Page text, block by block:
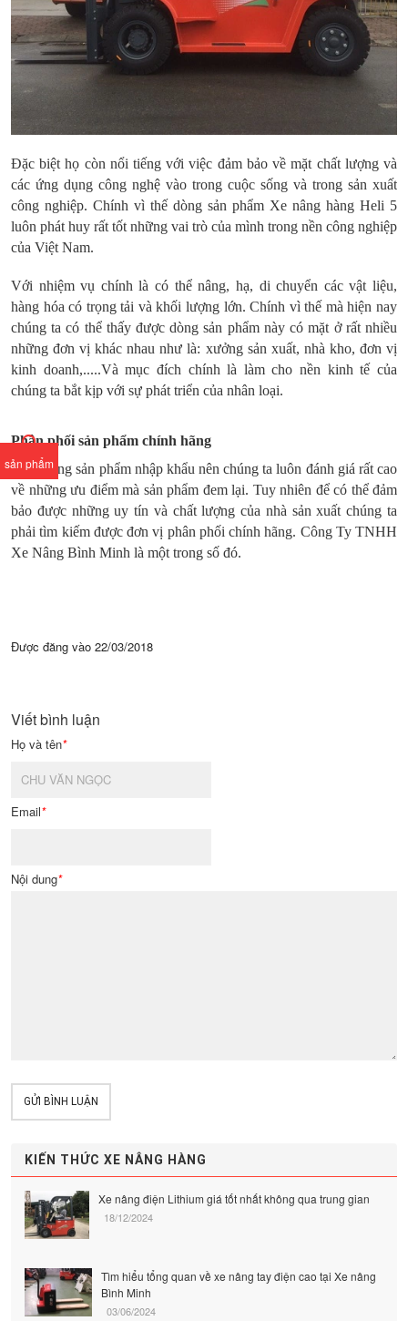
sản phẩm
Đặc biệt họ còn nổi tiếng với việc đảm bảo về mặt chất lượng và
các ứng dụng công nghệ vào trong cuộc sống và trong sản xuất
công nghiệp. Chính vì thế dòng sản phẩm Xe nâng hàng Heli 5
luôn phát huy rất tốt những vai trò của mình trong nền công nghiệp
của Việt Nam.
Với nhiệm vụ chính là có thể nâng, hạ, di chuyển các vật liệu,
hàng hóa có trọng tải và khối lượng lớn. Chính vì thế mà hiện nay
chúng ta có thể thấy được dòng sản phẩm này có mặt ở rất nhiều
những đơn vị khác nhau như là: xưởng sản xuất, nhà kho, đơn vị
kinh doanh,.....Và mục đích chính là làm cho nền kinh tế của
chúng ta bắt kịp với sự phát triển của nhân loại.
Phân phối sản phẩm chính hãng
Vì là dòng sản phẩm nhập khẩu nên chúng ta luôn đánh giá rất cao
về những ưu điểm mà sản phẩm đem lại. Tuy nhiên để có thể đảm
bảo được những uy tín và chất lượng của nhà sản xuất chúng ta
phải tìm kiếm được đơn vị phân phối chính hãng. Công Ty TNHH
Xe Nâng Bình Minh là một trong số đó.
Được đăng vào 22/03/2018
Viết bình luận
Họ và tên*
Email*
Nội dung*
GỬI BÌNH LUẬN
KIẾN THỨC XE NÂNG HÀNG
Xe nâng điện Lithium giá tốt nhất không qua trung gian
18/12/2024
Tìm hiểu tổng quan về xe nâng tay điện cao tại Xe nâng
Bình Minh
03/06/2024